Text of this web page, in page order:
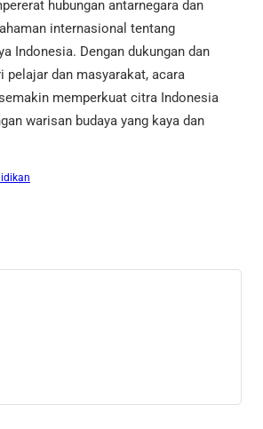
hubungan antarnegara dan
internasional tentang
Indonesia. Dengan dukungan dan
dan masyarakat, acara
memperkuat citra Indonesia
warisan budaya yang kaya dan